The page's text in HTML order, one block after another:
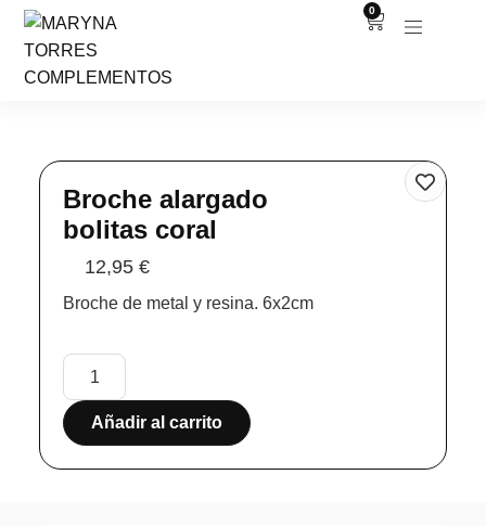
0
Broche alargado
bolitas coral
12,95€
Broche de metal y resina. 6x2cm
Añadir al carrito